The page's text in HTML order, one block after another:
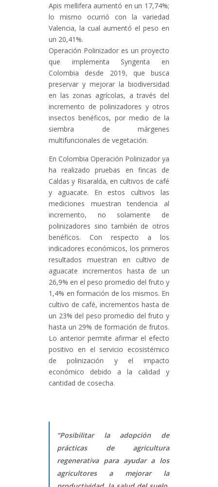
Apis mellifera aumentó en un 17,74%;
lo mismo ocurrió con la variedad
Valencia, la cual aumentó el peso en
un 20,41%.
Operación Polinizador es un proyecto
que implementa Syngenta en
Colombia desde 2019, que busca
preservar y mejorar la biodiversidad
en las zonas agrícolas, a través del
incremento de polinizadores y otros
insectos benéficos, por medio de la
siembra de márgenes
multifuncionales de vegetación.
En Colombia Operación Polinizador ya
ha realizado pruebas en fincas de
Caldas y Risaralda, en cultivos de café
y aguacate. En estos cultivos las
mediciones muestran tendencia al
incremento, no solamente de
polinizadores sino también de otros
benéficos. Con respecto a los
indicadores económicos, los primeros
resultados muestran en cultivo de
aguacate incrementos hasta de un
26,9% en el peso promedio del fruto y
1,4% en formación de los mismos. En
cultivo de café, incrementos hasta de
un 23% del peso promedio del fruto y
hasta un 29% de formación de frutos.
Lo anterior permite afirmar el efecto
positivo en el servicio ecosistémico
de polinización y el impacto
económico debido a la calidad y
cantidad de cosecha.
“Posibilitar la adopción de
prácticas de agricultura
regenerativa para ayudar a los
agricultores a mejorar la